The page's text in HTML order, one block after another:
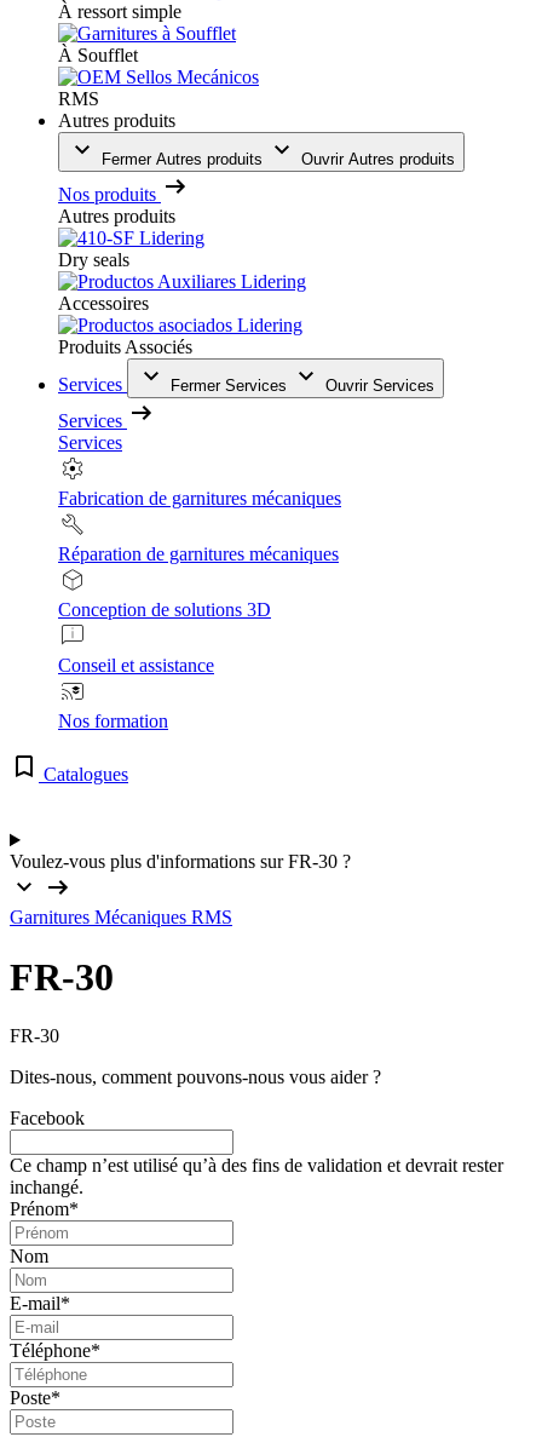
À ressort simple
À Soufflet
RMS
Autres produits
Fermer Autres produits Ouvrir Autres produits
Nos produits
Autres produits
Dry seals
Accessoires
Produits Associés
Services
Fermer Services Ouvrir Services
Services
Services
Fabrication de garnitures mécaniques
Réparation de garnitures mécaniques
Conception de solutions 3D
Conseil et assistance
Nos formation
Catalogues
Voulez-vous plus d'informations sur FR-30 ?
Garnitures Mécaniques RMS
FR-30
FR-30
Dites-nous, comment pouvons-nous vous aider ?
Facebook
Ce champ n’est utilisé qu’à des fins de validation et devrait rester
inchangé.
Prénom*
Nom
E-mail*
Téléphone*
Poste*